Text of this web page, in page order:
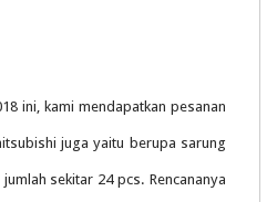
ini, kami mendapatkan pesanan
juga yaitu berupa sarung
sekitar 24 pcs. Rencananya